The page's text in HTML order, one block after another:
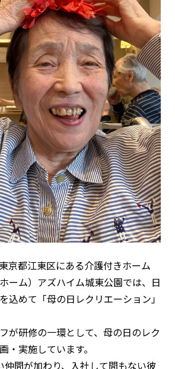
京都江東区にある介護付きホーム
ーム）アズハイム城東公園では、日
込めて「母の日レクリエーション」
が研修の一環として、母の日のレク
・実施しています。
仲間が加わり、入社して間もない彼